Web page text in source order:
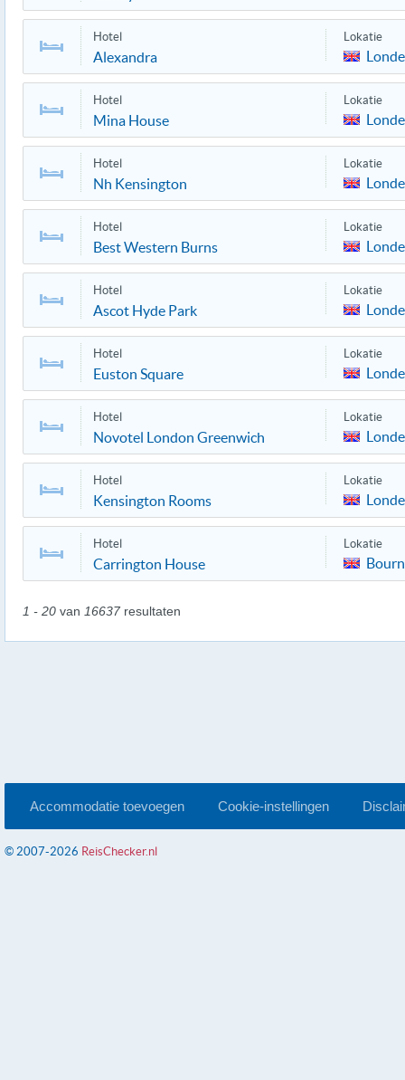
Hotel
Alexandra
Lokatie
Hotel
Mina House
Lokatie
Hotel
Nh Kensington
Lokatie
Hotel
Best Western Burns
Lokatie
Hotel
Ascot Hyde Park
Lokatie
Hotel
Euston Square
Lokatie
Hotel
Novotel London Greenwich
Lokatie
Hotel
Kensington Rooms
Lokatie
Hotel
Carrington House
Lokatie
1 - 20 van 16637 resultaten
Accommodatie toevoegen Cookie-instellingen
© 2007-2026 ReisChecker.nl